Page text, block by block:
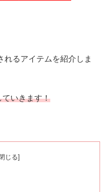
れるアイテムを紹介しま
いきます！